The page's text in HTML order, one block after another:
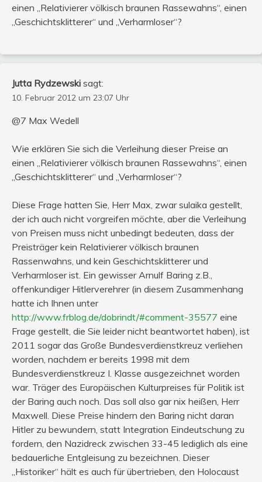
einen „Relativierer völkisch braunen Rassewahns“, einen
„Geschichtsklitterer“ und „Verharmloser“?
Jutta Rydzewski sagt:
10. Februar 2012 um 23:07 Uhr
@7 Max Wedell
Wie erklären Sie sich die Verleihung dieser Preise an
einen „Relativierer völkisch braunen Rassewahns“, einen
„Geschichtsklitterer“ und „Verharmloser“?
Diese Frage hatten Sie, Herr Max, zwar sulaika gestellt,
der ich auch nicht vorgreifen möchte, aber die Verleihung
von Preisen muss nicht unbedingt bedeuten, dass der
Preisträger kein Relativierer völkisch braunen
Rassenwahns, und kein Geschichtsklitterer und
Verharmloser ist. Ein gewisser Arnulf Baring z.B.,
offenkundiger Hitlerverehrer (in diesem Zusammenhang
hatte ich Ihnen unter
http://www.frblog.de/dobrindt/#comment-35577 eine
Frage gestellt, die Sie leider nicht beantwortet haben), ist
2011 sogar das Große Bundesverdienstkreuz verliehen
worden, nachdem er bereits 1998 mit dem
Bundesverdienstkreuz I. Klasse ausgezeichnet worden
war. Träger des Europäischen Kulturpreises für Politik ist
der Baring auch noch. Das soll also gar nix heißen, Herr
Maxwell. Diese Preise hindern den Baring nicht daran
Hitler zu bewundern, statt Integration Eindeutschung zu
fordern, den Nazidreck zwischen 33-45 lediglich als eine
bedauerliche Entgleisung zu bezeichnen. Dieser
„Historiker“ hält es auch für übertrieben, den Holocaust